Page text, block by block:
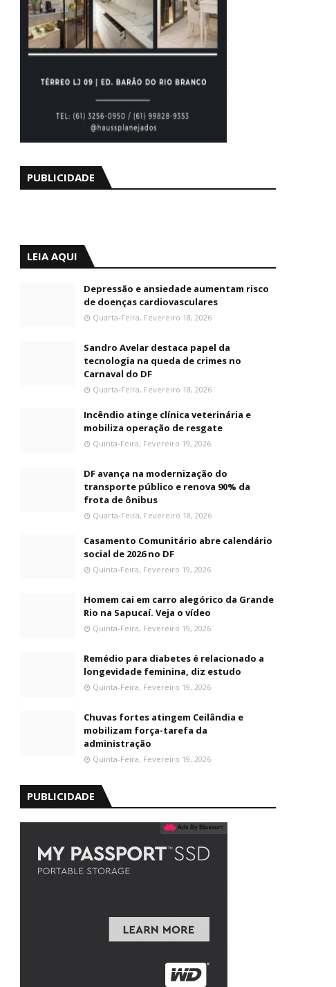
PUBLICIDADE
LEIA AQUI
Depressão e ansiedade aumentam risco
de doenças cardiovasculares
Quarta-Feira, Fevereiro 18, 2026
Sandro Avelar destaca papel da
tecnologia na queda de crimes no
Carnaval do DF
Quarta-Feira, Fevereiro 18, 2026
Incêndio atinge clínica veterinária e
mobiliza operação de resgate
Quinta-Feira, Fevereiro 19, 2026
DF avança na modernização do
transporte público e renova 90% da
frota de ônibus
Quarta-Feira, Fevereiro 18, 2026
Casamento Comunitário abre calendário
social de 2026 no DF
Quinta-Feira, Fevereiro 19, 2026
Homem cai em carro alegórico da Grande
Rio na Sapucaí. Veja o vídeo
Quinta-Feira, Fevereiro 19, 2026
Remédio para diabetes é relacionado a
longevidade feminina, diz estudo
Quinta-Feira, Fevereiro 19, 2026
Chuvas fortes atingem Ceilândia e
mobilizam força-tarefa da
administração
Quinta-Feira, Fevereiro 19, 2026
PUBLICIDADE